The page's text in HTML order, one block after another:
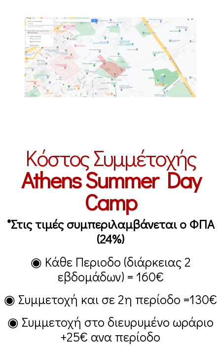
Κόστος Συμμέτοχής
Athens Summer Day
Camp
*Στις τιμές συμπεριλαμβάνεται ο ΦΠΑ
(24%)
◉ Κάθε Περιοδο (διάρκειας 2
εβδομάδων) = 160€
◉ Συμμετοχή και σε 2η περίοδο =130€
◉ Συμμετοχή στο διευρυμένο ωράριο
+25€ ανα περίοδο